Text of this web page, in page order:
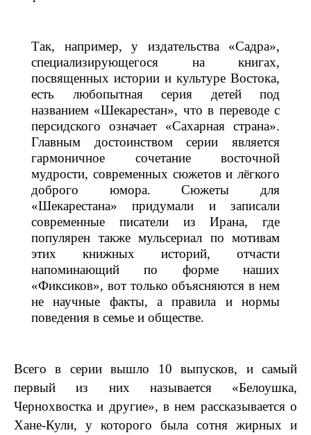
Так, например, у издательства «Садра»,
специализирующегося на книгах,
посвященных истории и культуре Востока,
есть любопытная серия детей под
названием «Шекарестан», что в переводе с
персидского означает «Сахарная страна».
Главным достоинством серии является
гармоничное сочетание восточной
мудрости, современных сюжетов и лёгкого
доброго юмора. Сюжеты для
«Шекарестана» придумали и записали
современные писатели из Ирана, где
популярен также мульсериал по мотивам
этих книжных историй, отчасти
напоминающий по форме наших
«Фиксиков», вот только объясняются в нем
не научные факты, а правила и нормы
поведения в семье и обществе.
Всего в серии вышло 10 выпусков, и самый
первый из них называется «Белоушка,
Чернохвостка и другие», в нем рассказывается о
Хане-Кули, у которого была сотня жирных и